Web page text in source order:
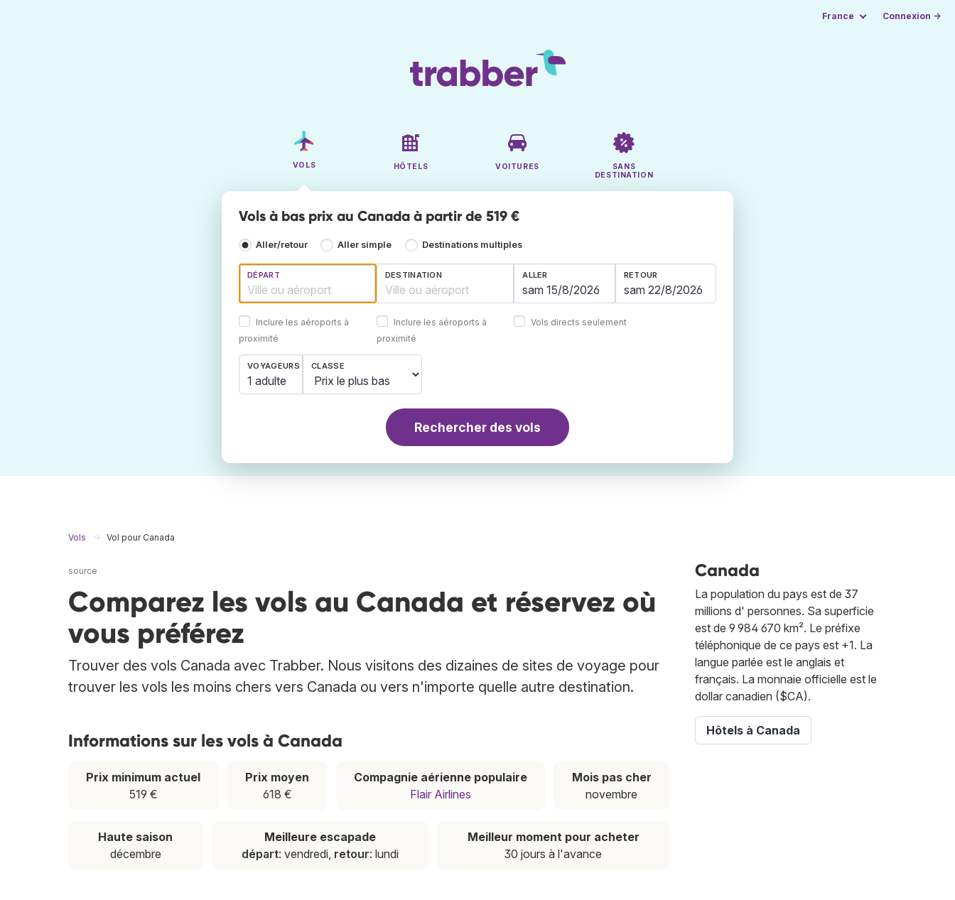
France Connexion →
VOLS HÔTELS VOITURES
SANS
DESTINATION
Vols à bas prix au Canada à partir de 519 €
Aller/retour Aller simple Destinations multiples
DÉPART
Inclure les aéroports à
proximité
DESTINATION
Inclure les aéroports à
proximité
ALLER RETOUR
Vols directs seulement
VOYAGEURS
1 adulte
CLASSE
Rechercher des vols
Vols Vol pour Canada
source
Comparez les vols au Canada et réservez où
vous préférez
Trouver des vols Canada avec Trabber. Nous visitons des dizaines de sites de voyage pour
trouver les vols les moins chers vers Canada ou vers n'importe quelle autre destination.
Informations sur les vols à Canada
Prix minimum actuel
519 €
Prix moyen
618 €
Compagnie aérienne populaire
Flair Airlines
Mois pas cher
novembre
Haute saison
décembre
Meilleure escapade
départ: vendredi, retour: lundi
Meilleur moment pour acheter
30 jours à l'avance
Canada
La population du pays est de 37
millions d' personnes. Sa superficie
est de 9 984 670 km². Le préfixe
téléphonique de ce pays est +1. La
langue parlée est le anglais et
français. La monnaie officielle est le
dollar canadien ($CA).
Hôtels à Canada